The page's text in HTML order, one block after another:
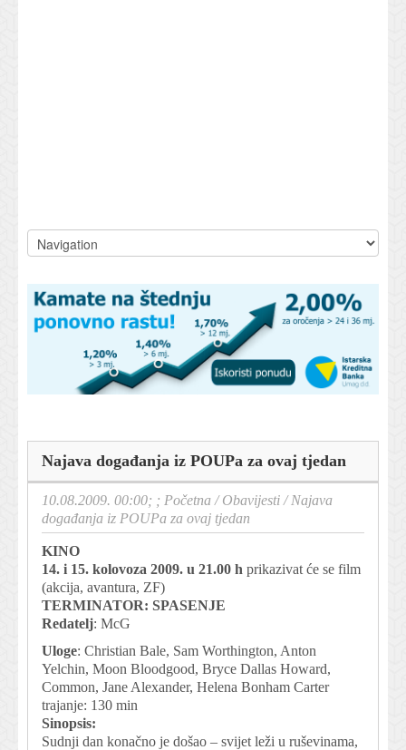
Najava događanja iz POUPa za ovaj tjedan
10.08.2009. 00:00; ; Početna /Obavijesti /Najava
događanja iz POUPa za ovaj tjedan
KINO
14. i 15. kolovoza 2009. u 21.00 h prikazivat će se film
(akcija, avantura, ZF)
TERMINATOR: SPASENJE
Redatelj: McG
Uloge: Christian Bale, Sam Worthington, Anton
Yelchin, Moon Bloodgood, Bryce Dallas Howard,
Common, Jane Alexander, Helena Bonham Carter
trajanje: 130 min
Sinopsis:
Sudnji dan konačno je došao – svijet leži u ruševinama,